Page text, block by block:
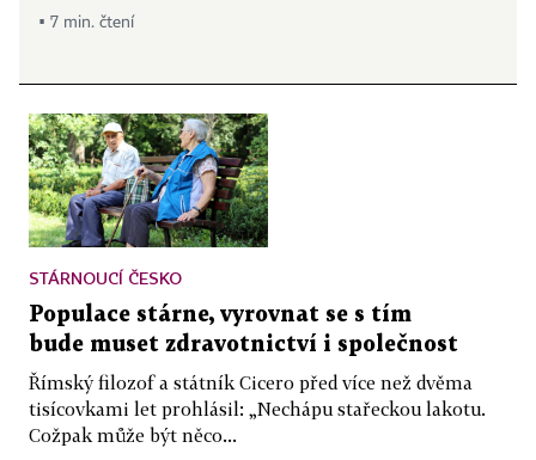
▪ 7 min. čtení
STÁRNOUCÍ ČESKO
Populace stárne, vyrovnat se s tím
bude muset zdravotnictví i společnost
Římský filozof a státník Cicero před více než dvěma
tisícovkami let prohlásil: „Nechápu stařeckou lakotu.
Cožpak může být něco...